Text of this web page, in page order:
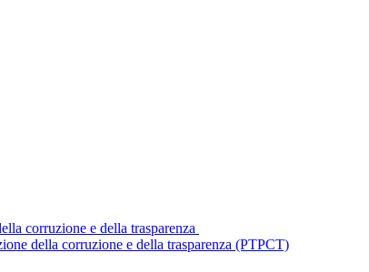
corruzione e della trasparenza
della corruzione e della trasparenza (PTPCT)